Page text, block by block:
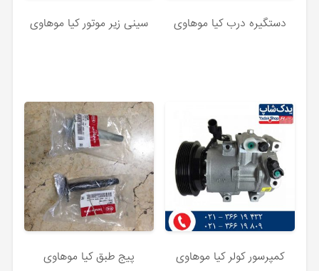
دستگیره درب کیا موهاوی سینی زیر موتور کیا موهاوی
کمپرسور کولر کیا موهاوی پیج طبق کیا موهاوی